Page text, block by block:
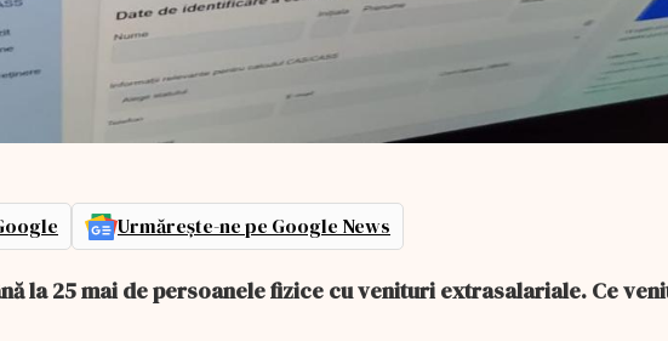
Urmărește-ne pe Google News
la 25 mai de persoanele fizice cu venituri extrasalariale. Ce